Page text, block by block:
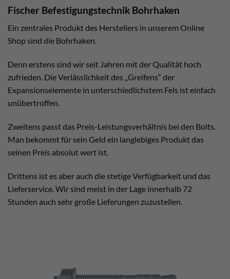
Fischer Befestigungstechnik Bohrhaken
Ein zentrales Produkt des Herstellers in unserem Online
Shop sind die Bohrhaken.
Denn erstens sind wir seit Jahren mit der Qualität hoch
zufrieden. Die Verlässlichkeit des „Greifens“ der
Expansionselemente in unterschiedlichstem Fels ist einfach
unübertroffen.
Zweitens passt das Preis-Leistungsverhältnis bei den Bolts.
Man bekommt für sein Geld ein langlebiges Produkt das
seinen Preis absolut wert ist.
Drittens ist es aber auch die stetige Verfügbarkeit und das
Lieferservice. Wir sind meist in der Lage innerhalb 72
Stunden auch sehr große Lieferungen zuzustellen.